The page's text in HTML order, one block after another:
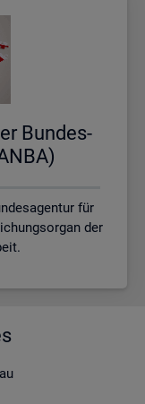
Bun­des­
für
der